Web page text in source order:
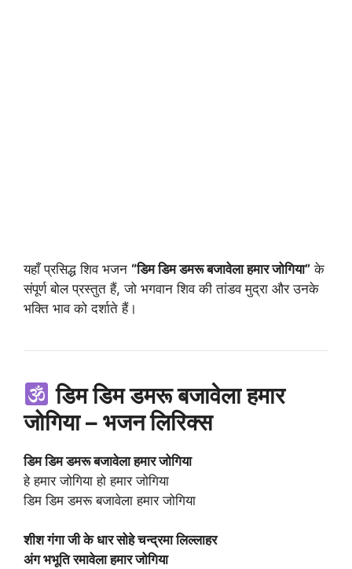
यहाँ प्रसिद्ध शिव भजन “डिम डिम डमरू बजावेला हमार जोगिया” के
संपूर्ण बोल प्रस्तुत हैं, जो भगवान शिव की तांडव मुद्रा और उनके
भक्ति भाव को दर्शाते हैं।
डिम डिम डमरू बजावेला हमार
जोगिया – भजन लिरिक्स
डिम डिम डमरू बजावेला हमार जोगिया
हे हमार जोगिया हो हमार जोगिया
डिम डिम डमरू बजावेला हमार जोगिया
शीश गंगा जी के धार सोहे चन्द्रमा लिल्लाहर
अंग भभूति रमावेला हमार जोगिया